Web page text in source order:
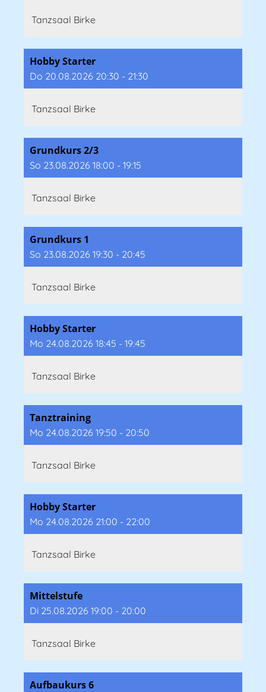
Tanzsaal Birke
Hobby Starter
Do 20.08.2026 20:30 - 21:30
Tanzsaal Birke
Grundkurs 2/3
So 23.08.2026 18:00 - 19:15
Tanzsaal Birke
Grundkurs 1
So 23.08.2026 19:30 - 20:45
Tanzsaal Birke
Hobby Starter
Mo 24.08.2026 18:45 - 19:45
Tanzsaal Birke
Tanztraining
Mo 24.08.2026 19:50 - 20:50
Tanzsaal Birke
Hobby Starter
Mo 24.08.2026 21:00 - 22:00
Tanzsaal Birke
Mittelstufe
Di 25.08.2026 19:00 - 20:00
Tanzsaal Birke
Aufbaukurs 6